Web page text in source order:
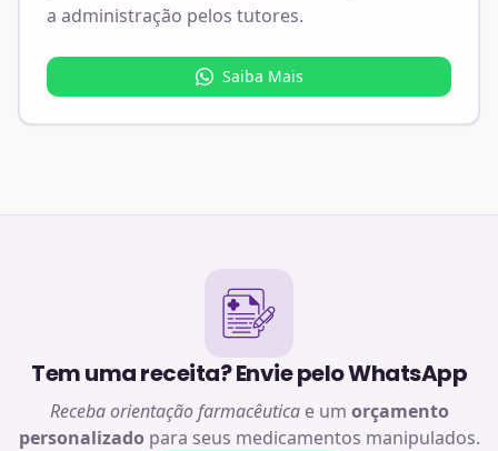
a administração pelos tutores.
Saiba Mais
Tem uma receita? Envie pelo WhatsApp
Receba orientação farmacêuticae um orçamento
personalizado para seus medicamentos manipulados.